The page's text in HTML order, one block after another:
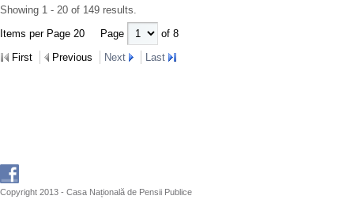
Showing 1 - 20 of 149 results.
Items per Page 20
Page
of 8
First
Previous Next Last
Copyright 2013 - Casa Națională de Pensii Publice